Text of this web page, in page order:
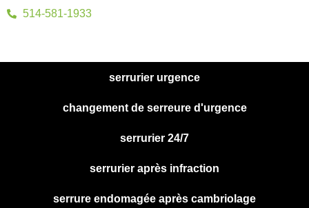
514-581-1933
serrurier urgence
changement de serreure d'urgence
serrurier 24/7
serrurier après infraction
serrure endomagée après cambriolage